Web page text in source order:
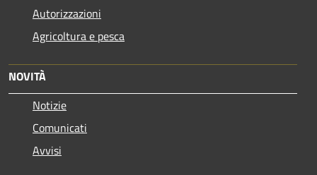
Autorizzazioni
Agricoltura e pesca
NOVITÀ
Notizie
Comunicati
Avvisi